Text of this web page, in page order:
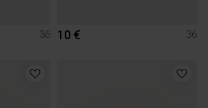
36 10 € 36